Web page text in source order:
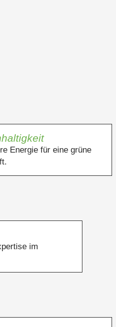
Energie für eine grüne
im